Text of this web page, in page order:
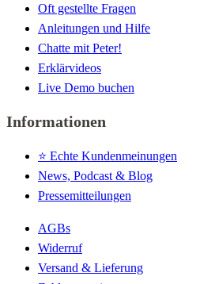
Oft gestellte Fragen
Anleitungen und Hilfe
Chatte mit Peter!
Erklärvideos
Live Demo buchen
Informationen
⭐️ Echte Kundenmeinungen
News, Podcast & Blog
Pressemitteilungen
AGBs
Widerruf
Versand & Lieferung